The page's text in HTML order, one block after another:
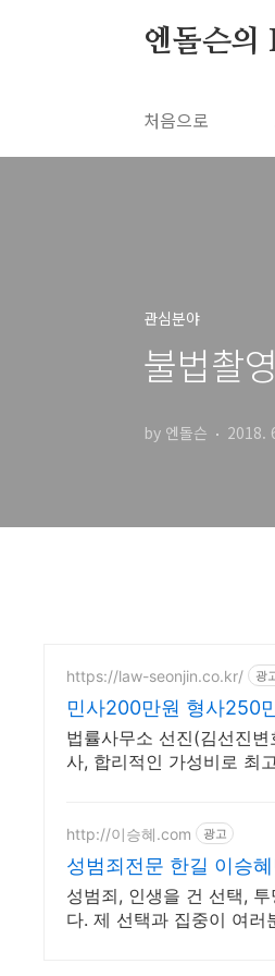
엔돌슨의
처음으로
관심분야
불법촬
by 엔돌슨 2018.
https://law-seonjin.co.kr/ 광
민사200만원 형사250
법률사무소 선진(김선진
사, 합리적인 가성비로 최
http://이승혜.com 광고
성범죄전문 한길 이승
성범죄, 인생을 건 선택,
다. 제 선택과 집중이 여러